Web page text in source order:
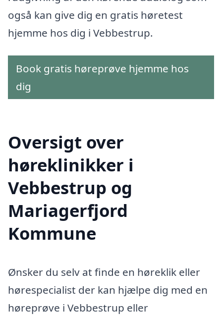
også kan give dig en gratis høretest
hjemme hos dig i Vebbestrup.
Book gratis høreprøve hjemme hos
dig
Oversigt over
høreklinikker i
Vebbestrup og
Mariagerfjord
Kommune
Ønsker du selv at finde en høreklik eller
hørespecialist der kan hjælpe dig med en
høreprøve i Vebbestrup eller